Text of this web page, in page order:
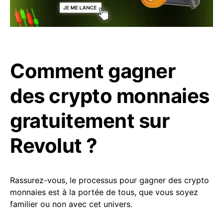
Comment gagner
des crypto monnaies
gratuitement sur
Revolut ?
Rassurez-vous, le processus pour gagner des crypto
monnaies est à la portée de tous, que vous soyez
familier ou non avec cet univers.